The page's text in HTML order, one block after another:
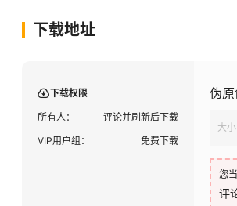
下载地址
下载权限
所有人：
评论并刷新后下载
VIP用户组：
免费下载
伪
大小
您
评